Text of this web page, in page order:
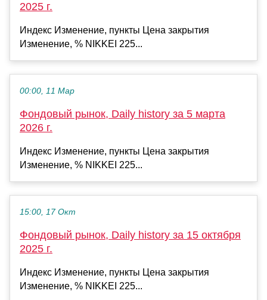
2025 г.
Индекс Изменение, пункты Цена закрытия
Изменение, % NIKKEI 225...
00:00, 11 Мар
Фондовый рынок, Daily history за 5 марта
2026 г.
Индекс Изменение, пункты Цена закрытия
Изменение, % NIKKEI 225...
15:00, 17 Окт
Фондовый рынок, Daily history за 15 октября
2025 г.
Индекс Изменение, пункты Цена закрытия
Изменение, % NIKKEI 225...